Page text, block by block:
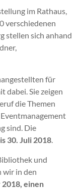
im Rathaus,
verschiedenen
stellen sich anhand
für
dabei. Sie zeigen
die Themen
sind. Die
30. Juli 2018.
und
wir in den
einen